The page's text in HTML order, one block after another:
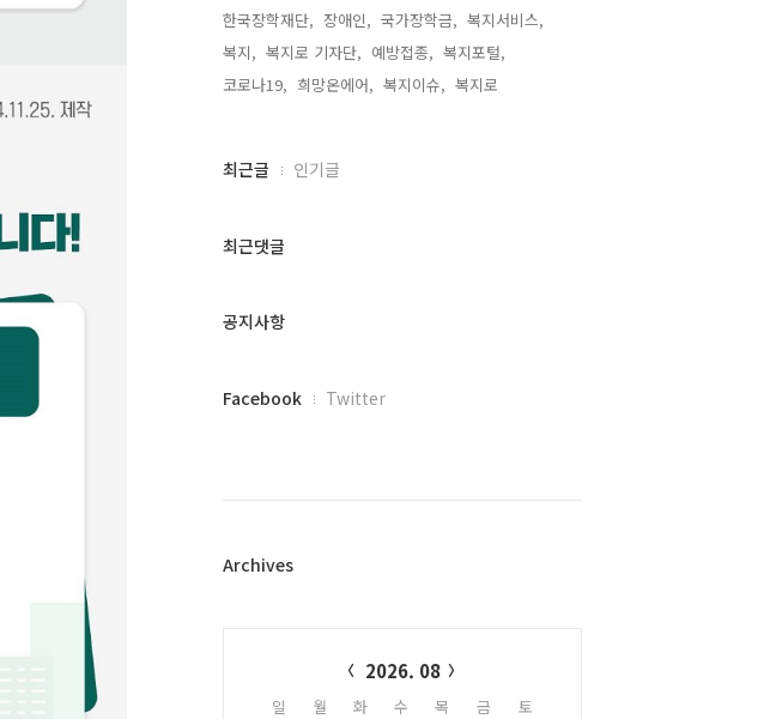
한국장학재단, 장애인, 국가장학금, 복지서비스,
복지, 복지로 기자단, 예방접종, 복지포털,
코로나19, 희망온에어, 복지이슈, 복지로,
최
과
글
최근글 인기글
최근댓글
공지사항
페
플
Facebook Twitter
Archives
2026. 08
일 월 화 수 목 금
토